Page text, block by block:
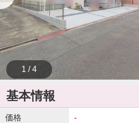
1 / 4
基本情報
価格 -